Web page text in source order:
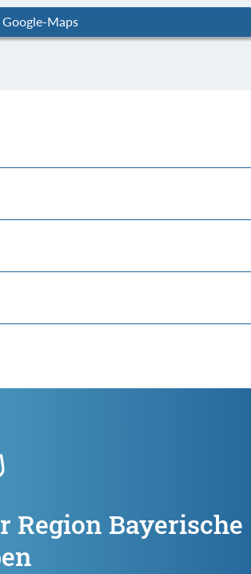
Maps
Region Bayerische